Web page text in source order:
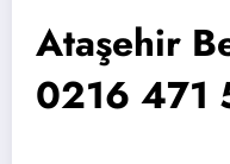
Ataşehir
0216 471